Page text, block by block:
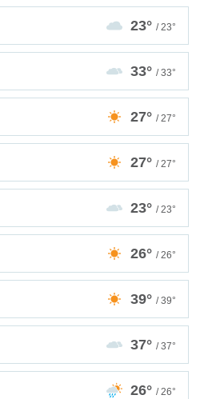
23° / 23°
33° / 33°
27° / 27°
27° / 27°
23° / 23°
26° / 26°
39° / 39°
37° / 37°
26° / 26°